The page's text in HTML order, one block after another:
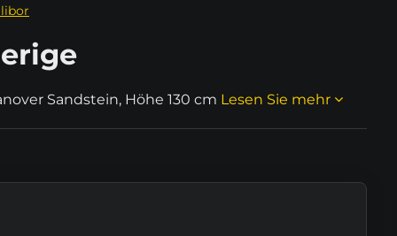
Sandstein, Höhe 130 cm Lesen Sie mehr